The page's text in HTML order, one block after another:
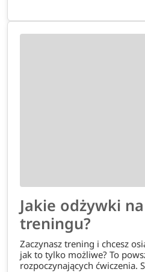
Jakie odżywki
treningu?
Zaczynasz trening i chcesz
jak to tylko możliwe? To
rozpoczynających ćwiczenia.